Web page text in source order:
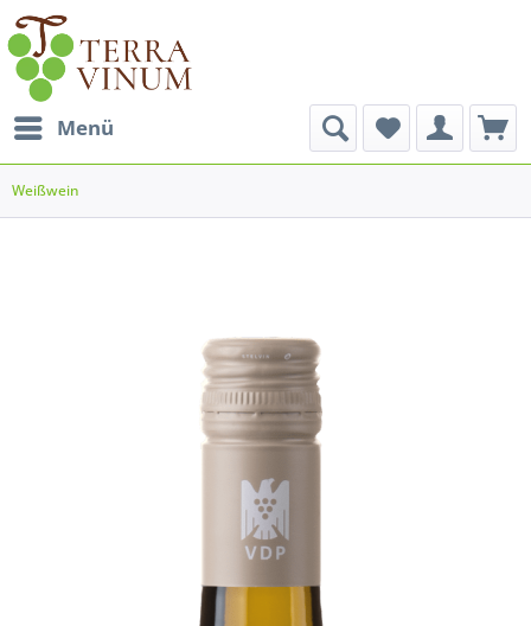
Menü
Weißwein